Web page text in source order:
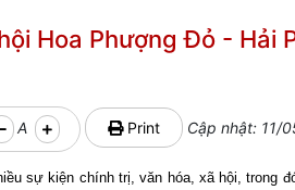
Hoa Phượng Đỏ - Hải
A Print Cập nhật: 11/
sự kiện chính trị, văn hóa, xã hội, trong